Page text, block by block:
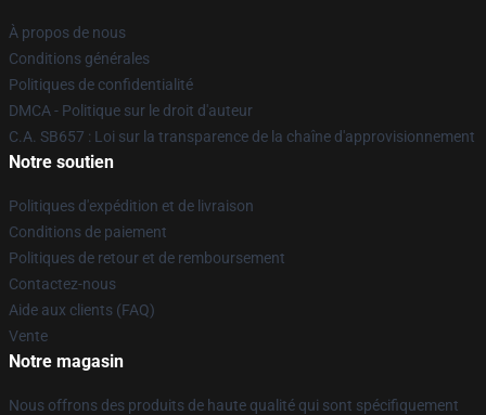
À propos de nous
Conditions générales
Politiques de confidentialité
DMCA - Politique sur le droit d'auteur
C.A. SB657 : Loi sur la transparence de la chaîne d'approvisionnement
Notre soutien
Politiques d'expédition et de livraison
Conditions de paiement
Politiques de retour et de remboursement
Contactez-nous
Aide aux clients (FAQ)
Vente
Notre magasin
Nous offrons des produits de haute qualité qui sont spécifiquement